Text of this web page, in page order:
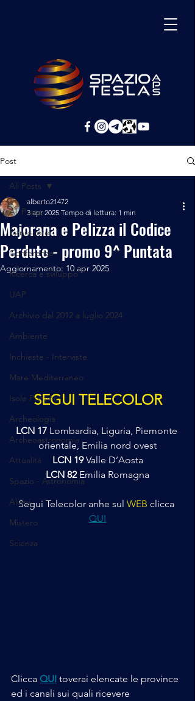
Post
All Posts
Benessere
Conferenze
Ricerca e sviluppo
UAP
Archivio dal 2012 a luglio 2024
Ambiente
Inchieste - Interviste
Mare Mediterraneo
Isole Pontine
Archeologia
Archeoastronomia
Attualità
Spazio - Astronomia
Alieni
Mistero
Scienza
All Posts
Majorana e Pelizza il Codice
Perduto - promo 9^ Puntata
alberto21472
3 apr 2025 Tempo di lettura: 1 min
Aggiornamento: 10 apr 2025
SEGUI TELECOLOR
LCN 17 Lombardia, Liguria, Piemonte
orientale, Emilia nord ovest
LCN 19 Valle D’Aosta
LCN 82 Emilia Romagna
Segui Telecolor anhe sul WEB clicca
QUI
Clicca QUI toverai elencate le province
ed i canali sui quali ricevere